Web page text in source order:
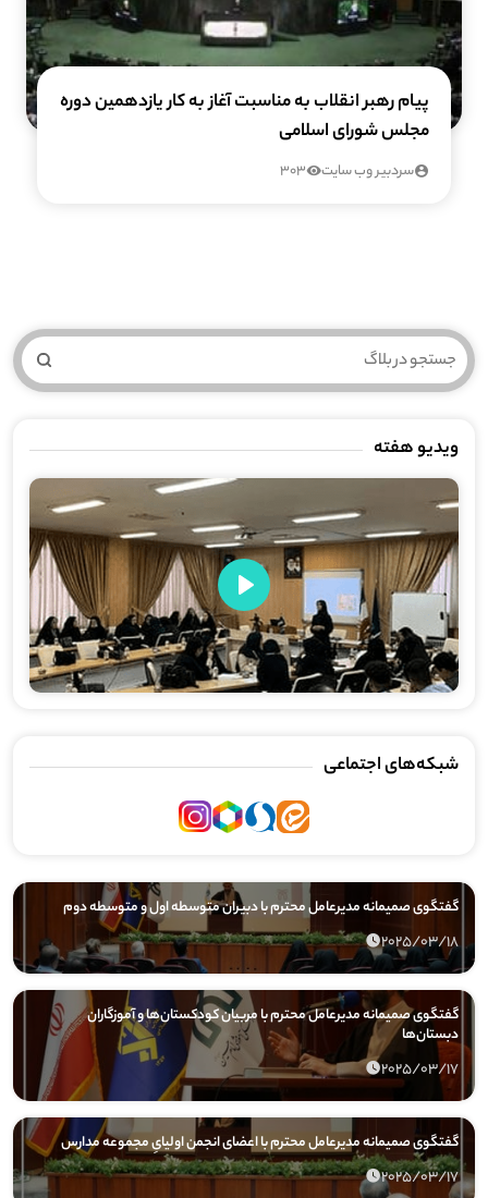
پیام رهبر انقلاب به مناسبت آغاز به کار یازدهمین دوره
مجلس شورای اسلامی
سردبیر وب سایت 303
شبکه‌های اجتماعی
ویدیو هفته
Play
گفتگوی صمیمانه مدیرعامل محترم با دبیران متوسطه اول و متوسطه دوم
2025/03/18
گفتگوی صمیمانه مدیرعامل محترم با مربیان کودکستان‌ها و آموزگاران
دبستان‌ها
2025/03/17
گفتگوی صمیمانه مدیرعامل محترم با اعضای انجمن اولیایِ مجموعه مدارس
2025/03/17